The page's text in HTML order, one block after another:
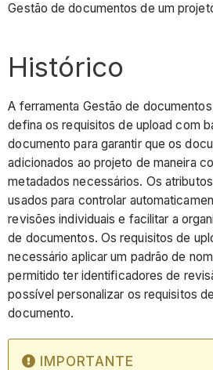
Gestão de documentos de um
Histórico
A ferramenta Gestão de
defina os requisitos de upload com
documento para garantir que os
adicionados ao projeto de maneira
metadados necessários. Os
usados para controlar
revisões individuais e facilitar a
de documentos. Os requisitos de
necessário aplicar um padrão de
permitido ter identificadores de
possível personalizar os requisitos
documento.
IMPORTANTE